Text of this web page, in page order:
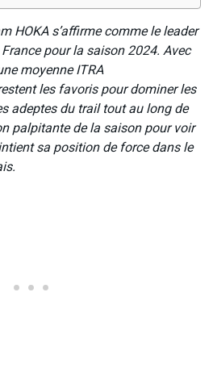
HOKA s’affirme comme le leader
pour la saison 2024. Avec
moyenne ITRA
les favoris pour dominer les
adeptes du trail tout au long de
palpitante de la saison pour voir
sa position de force dans le